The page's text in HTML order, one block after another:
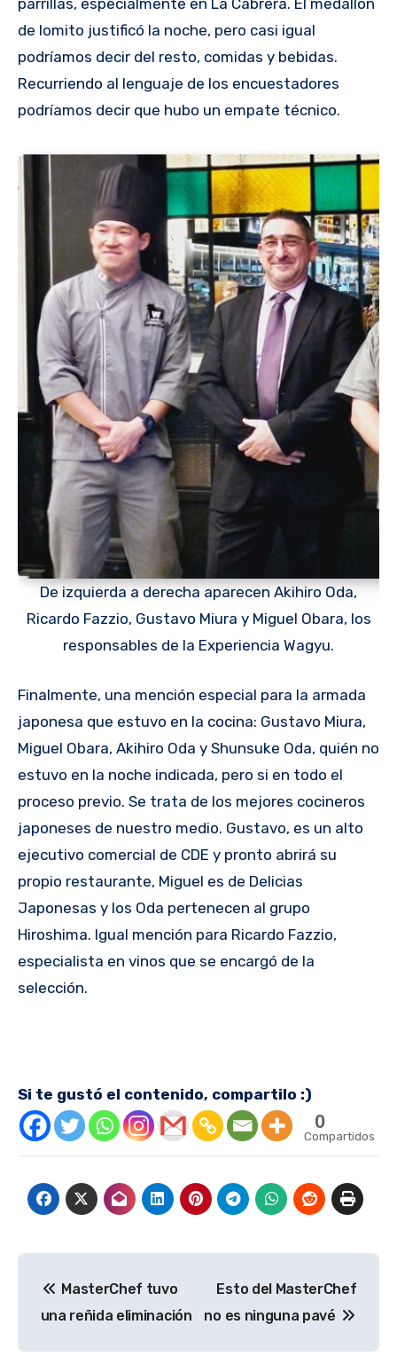
parrillas, especialmente en La Cabrera. El medallón
de lomito justificó la noche, pero casi igual
podríamos decir del resto, comidas y bebidas.
Recurriendo al lenguaje de los encuestadores
podríamos decir que hubo un empate técnico.
De izquierda a derecha aparecen Akihiro Oda,
Ricardo Fazzio, Gustavo Miura y Miguel Obara, los
responsables de la Experiencia Wagyu.
Finalmente, una mención especial para la armada
japonesa que estuvo en la cocina: Gustavo Miura,
Miguel Obara, Akihiro Oda y Shunsuke Oda, quién no
estuvo en la noche indicada, pero si en todo el
proceso previo. Se trata de los mejores cocineros
japoneses de nuestro medio. Gustavo, es un alto
ejecutivo comercial de CDE y pronto abrirá su
propio restaurante, Miguel es de Delicias
Japonesas y los Oda pertenecen al grupo
Hiroshima. Igual mención para Ricardo Fazzio,
especialista en vinos que se encargó de la
selección.
Si te gustó el contenido, compartilo :)
0
Compartidos
de
entradas
MasterChef tuvo
una reñida eliminación
Esto del MasterChef
no es ninguna pavé